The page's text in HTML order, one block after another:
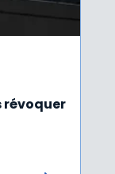
révoquer